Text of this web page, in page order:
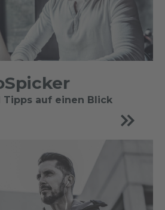
Tipps auf einen Blick